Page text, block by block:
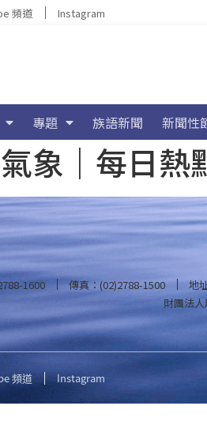
頻道 Instagram
專題 族語新聞 新聞性
象｜每日熱
1600 傳真：(02)2788-1500
地
財團法
頻道 Instagram